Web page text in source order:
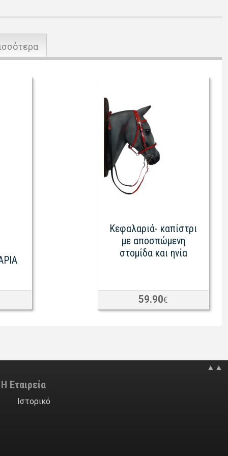
Κεφαλαριά- καπίστρι
με αποσπώμενη
στομίδα και ηνία
59.90€
▲▲
Η Εταιρεία
Ιστορικό